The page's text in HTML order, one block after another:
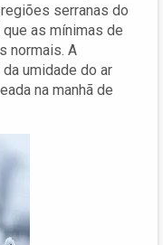
serranas do
as mínimas de
normais. A
umidade do ar
na manhã de